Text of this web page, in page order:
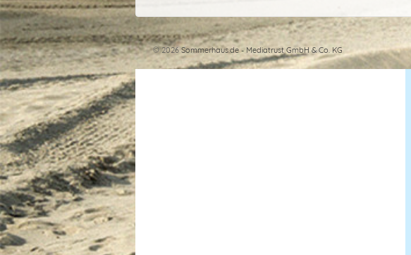
© 2026Sommerhaus.de - Mediatrust GmbH & Co. KG